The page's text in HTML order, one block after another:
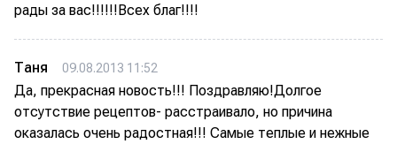
рады за вас!!!!!!Всех благ!!!!
Таня 09.08.2013 11:52
Да, прекрасная новость!!! Поздравляю!Долгое
отсутствие рецептов- расстраивало, но причина
оказалась очень радостная!!! Самые теплые и нежные